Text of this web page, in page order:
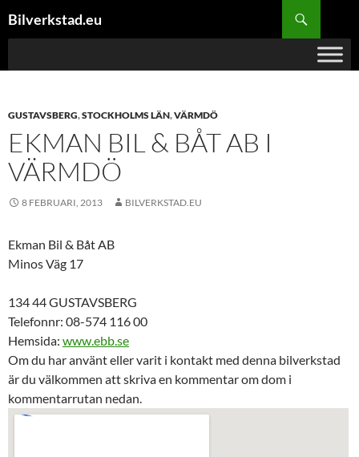
tillBilverkstad.eu
GUSTAVSBERG,STOCKHOLMS LÄN,VÄRMDÖ
EKMAN BIL & BÅT AB I
VÄRMDÖ
8 FEBRUARI, 2013 BILVERKSTAD.EU
Ekman Bil & Båt AB
Minos Väg 17
134 44 GUSTAVSBERG
Telefonnr: 08-574 116 00
Hemsida: www.ebb.se
Om du har använt eller varit i kontakt med denna bilverkstad
är du välkommen att skriva en kommentar om dom i
kommentarrutan nedan.